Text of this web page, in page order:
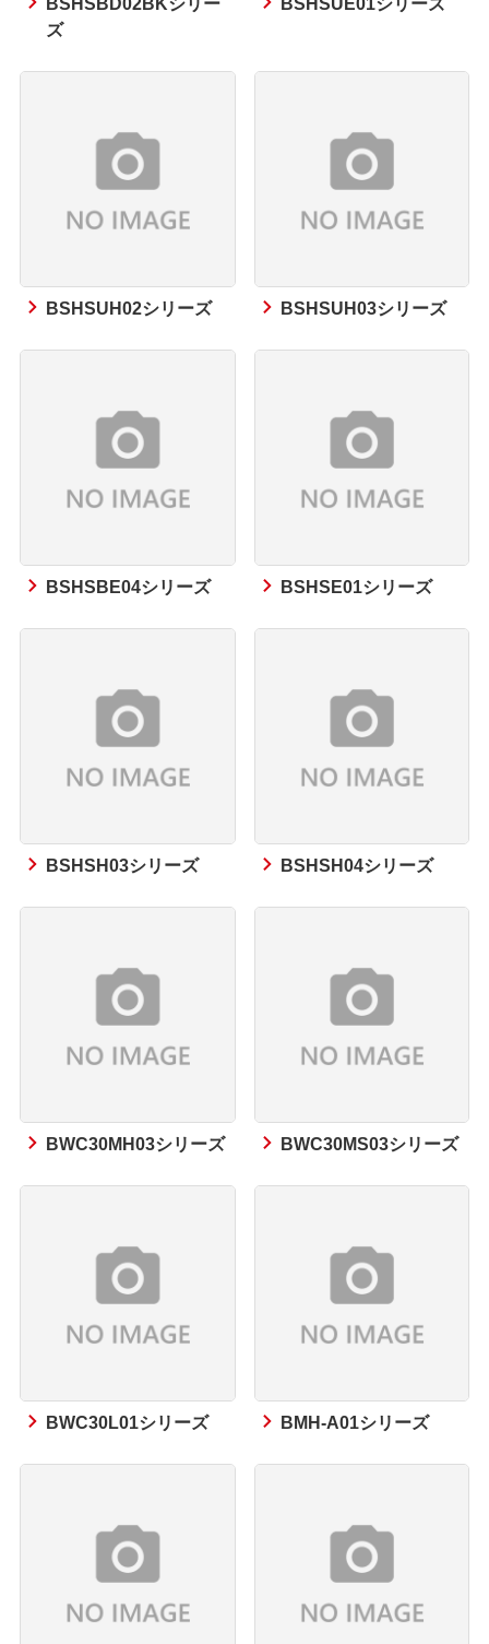
ズ
BSHSUH02シリーズ BSHSUH03シリーズ
BSHSBE04シリーズ BSHSE01シリーズ
BSHSH03シリーズ BSHSH04シリーズ
BWC30MH03シリーズ BWC30MS03シリーズ
BWC30L01シリーズ BMH-A01シリーズ